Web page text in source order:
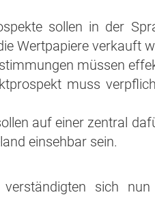
sollen in der
Wertpapiere verkauft
müssen
muss
auf einer zentral
einsehbar sein.
verständigten sich